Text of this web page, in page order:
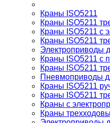
Краны ISO5211
Краны ISO5211
Краны ISO5211 с
Краны ISO5211
Электроприводы
Краны ISO5211 с
Краны ISO5211
Пневмоприводы
Краны ISO5211
Краны ISO5211
Краны с
Краны